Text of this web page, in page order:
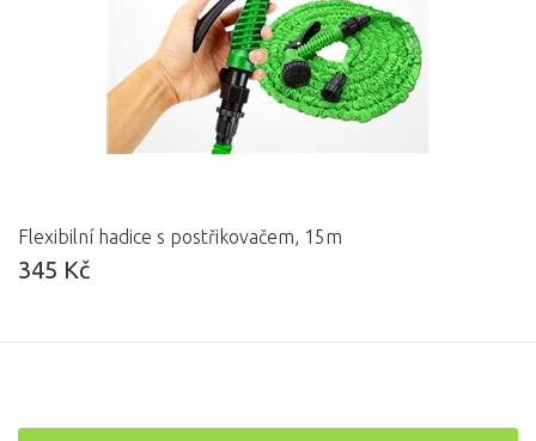
Flexibilní hadice s postřikovačem, 15m
345 Kč